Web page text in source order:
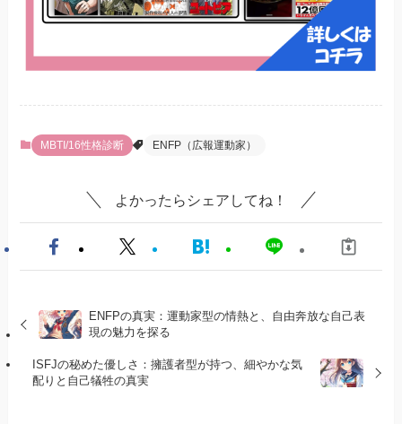
MBTI/16性格診断 ENFP（広報運動家）
よかったらシェアしてね！
ENFPの真実：運動家型の情熱と、自由奔放な自己表
現の魅力を探る
ISFJの秘めた優しさ：擁護者型が持つ、細やかな気
配りと自己犠牲の真実